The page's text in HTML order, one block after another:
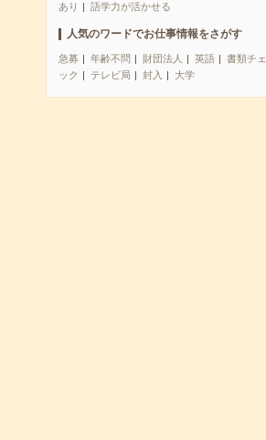
あり
語学力が活かせる
人気のワードでお仕事情報をさがす
急募 年齢不問 財団法人 英語
書類チェ
ック
テレビ局 封入 大学